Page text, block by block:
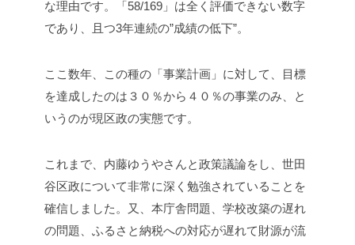
な理由です。「58/169」は全く評価できない数字
であり、且つ3年連続の”成績の低下”。
ここ数年、この種の「事業計画」に対して、目標
を達成したのは３０％から４０％の事業のみ、と
いうのが現区政の実態です。
これまで、内藤ゆうやさんと政策議論をし、世田
谷区政について非常に深く勉強されていることを
確信しました。又、本庁舎問題、学校改築の遅れ
の問題、ふるさと納税への対応が遅れて財源が流